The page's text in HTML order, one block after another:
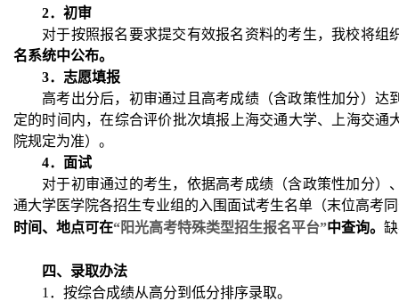
2．初审
对于按照报名要求提交有效报名资料的考生，我校将组
名系统中公布。
3．志愿填报
高考出分后，初审通过且高考成绩（含政策性加分）
定的时间内，在综合评价批次填报上海交通大学、上海交
院规定为准）。
4．面试
对于初审通过的考生，依据高考成绩（含政策性加分
通大学医学院各招生专业组的入围面试考生名单（末位高考
时间、地点可在“阳光高考特殊类型招生报名平台”中查询。
四、录取办法
1．按综合成绩从高分到低分排序录取。